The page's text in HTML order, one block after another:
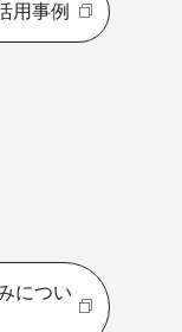
用事例
につい